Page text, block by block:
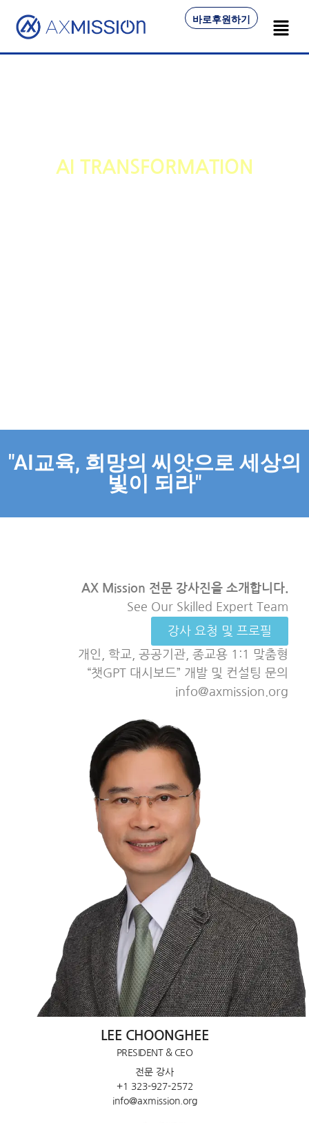
바로후원하기
AI TRANSFORMATION
"AI교육, 희망의 씨앗으로 세상의
빛이 되라"
AX Mission 전문 강사진을 소개합니다.
See Our Skilled Expert Team
강사 요청 및 프로필
개인, 학교, 공공기관, 종교용 1:1 맞춤형
“챗GPT 대시보드” 개발 및 컨설팅 문의
info@axmission.org
LEE CHOONGHEE
PRESIDENT & CEO
전문 강사
+1 323-927-2572
info@axmission.org